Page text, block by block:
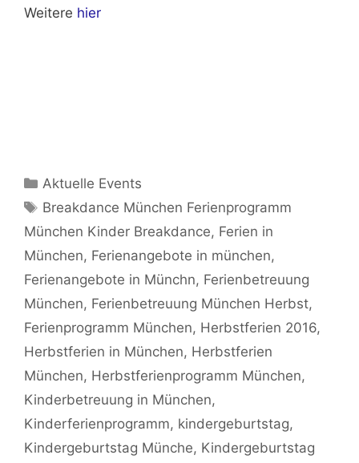
Weitere hier
Kategorien
Aktuelle Events
Schlagwörter
Breakdance München Ferienprogramm
München Kinder Breakdance, Ferien in
München, Ferienangebote in münchen,
Ferienangebote in Münchn, Ferienbetreuung
München, Ferienbetreuung München Herbst,
Ferienprogramm München, Herbstferien 2016,
Herbstferien in München, Herbstferien
München, Herbstferienprogramm München,
Kinderbetreuung in München,
Kinderferienprogramm, kindergeburtstag,
Kindergeburtstag Münche, Kindergeburtstag